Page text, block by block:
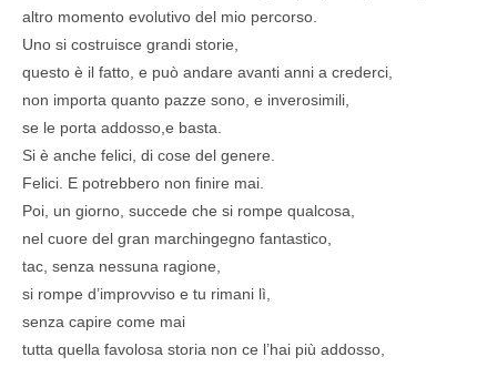
altro momento evolutivo del mio percorso.
Uno si costruisce grandi storie,
questo è il fatto, e può andare avanti anni a crederci,
non importa quanto pazze sono, e inverosimili,
se le porta addosso,e basta.
Si è anche felici, di cose del genere.
Felici. E potrebbero non finire mai.
Poi, un giorno, succede che si rompe qualcosa,
nel cuore del gran marchingegno fantastico,
tac, senza nessuna ragione,
si rompe d’improvviso e tu rimani lì,
senza capire come mai
tutta quella favolosa storia non ce l’hai più addosso,